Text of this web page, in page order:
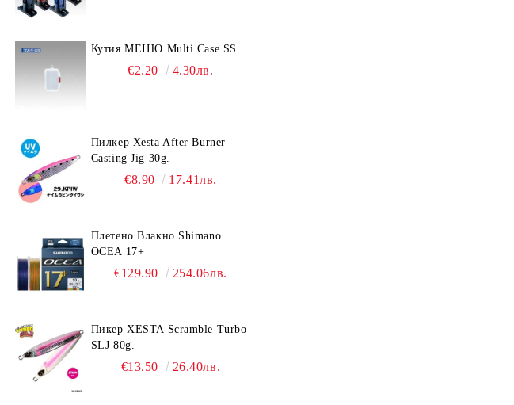
Кутия MEIHO Multi Case SS
€2.20 4.30лв.
Пилкер Xesta After Burner
Casting Jig 30g.
€8.90 17.41лв.
Плетено Влакно Shimano
OCEA 17+
€129.90 254.06лв.
Пикер XESTA Scramble Turbo
SLJ 80g.
€13.50 26.40лв.